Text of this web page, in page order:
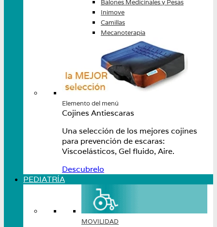
Balones Medicinales y Pesas
Inimove
Camillas
Mecanoterapia
Elemento del menú
Cojines Antiescaras
Una selección de los mejores cojines
para prevención de escaras:
Viscoelásticos, Gel fluido, Aire.
Descubrelo
PEDIATRÍA
MOVILIDAD